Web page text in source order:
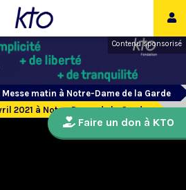
Contenu sponsorisé
Messe matin à Notre-Dame de la Garde
2021 à Notre-Dame de la Garde
Faire un don à KTO